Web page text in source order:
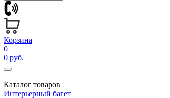
Корзина
0
0 руб.
Каталог товаров
Интерьерный багет